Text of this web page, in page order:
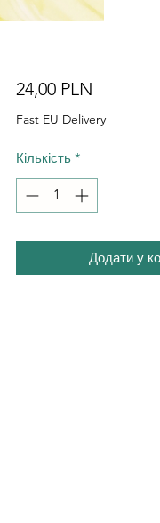
24,00 PLN
Fast EU Delivery
Кількість *
Додати у